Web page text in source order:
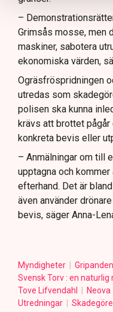
–
Grimsås mosse, men
maskiner, sabotera
ekonomiska värden,
Ogräsfröspridningen
utredas som
polisen ska kunna
krävs att brottet
konkreta bevis eller
– Anmälningar om till
upptagna och
efterhand. Det är
även använder
bevis, säger Anna-
Myndigheter Gripanden
Svensk Torv : en naturlig
Tove Lifvendahl
Neova
Utredningar